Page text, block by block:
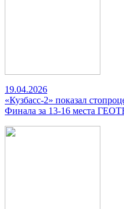
19.04.2026
«Кузбасс-2» показал
Финала за 13-16 места